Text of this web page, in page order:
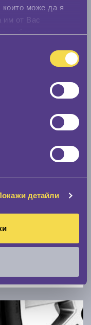
които може да я
им от Вас
детайли
марка автомобил